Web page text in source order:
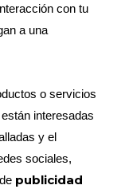
con tu
a una
o servicios
interesadas
y el
sociales,
publicidad